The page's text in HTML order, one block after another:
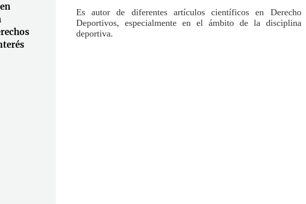
Es autor de diferentes artículos científicos en Derecho
Deportivos, especialmente en el ámbito de la disciplina
deportiva.